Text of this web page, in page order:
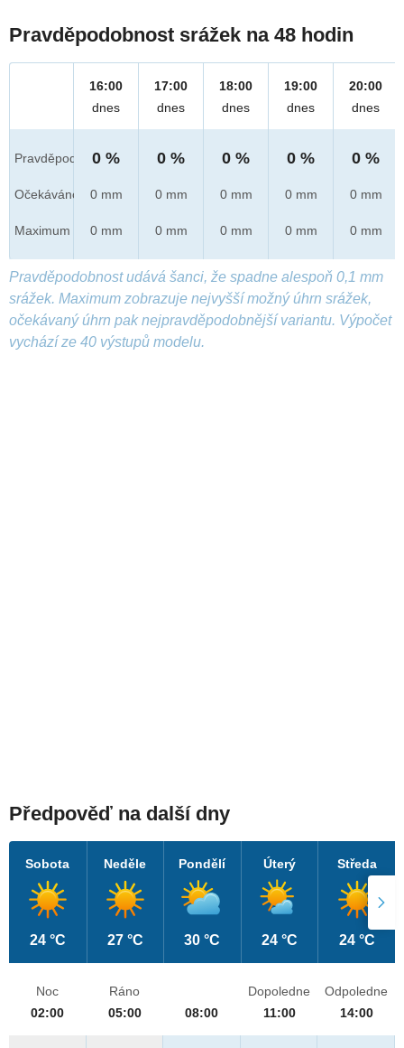
Pravděpodobnost srážek na 48 hodin
Pravděpod.
Očekáváno
Maximum
16:00
dnes
0 %
0 mm
0 mm
17:00
dnes
0 %
0 mm
0 mm
18:00
dnes
0 %
0 mm
0 mm
19:00
dnes
0 %
0 mm
0 mm
20:00
dnes
0 %
0 mm
0 mm
Pravděpodobnost udává šanci, že spadne alespoň 0,1 mm
srážek. Maximum zobrazuje nejvyšší možný úhrn srážek,
očekávaný úhrn pak nejpravděpodobnější variantu. Výpočet
vychází ze 40 výstupů modelu.
Předpověď na další dny
Sobota
24 °C
Neděle
27 °C
Pondělí
30 °C
Úterý
24 °C
Středa
24 °C
Noc
02:00
Ráno
05:00
08:00
Dopoledne
11:00
Odpoledne
14:00